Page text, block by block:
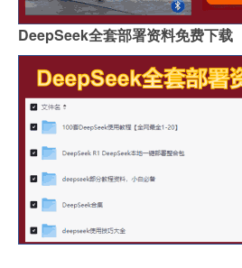
DeepSeek全套部署资料免费下载